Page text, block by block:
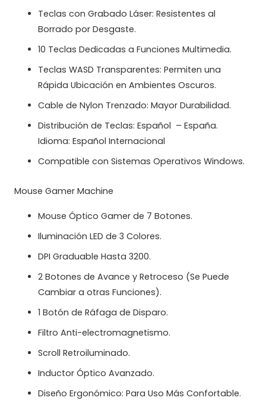
Teclas con Grabado Láser: Resistentes al
Borrado por Desgaste.
10 Teclas Dedicadas a Funciones Multimedia.
Teclas WASD Transparentes: Permiten una
Rápida Ubicación en Ambientes Oscuros.
Cable de Nylon Trenzado: Mayor Durabilidad.
Distribución de Teclas: Español – España.
Idioma: Español Internacional
Compatible con Sistemas Operativos Windows.
Mouse Gamer Machine
Mouse Óptico Gamer de 7 Botones.
Iluminación LED de 3 Colores.
DPI Graduable Hasta 3200.
2 Botones de Avance y Retroceso (Se Puede
Cambiar a otras Funciones).
1 Botón de Ráfaga de Disparo.
Filtro Anti-electromagnetismo.
Scroll Retroiluminado.
Inductor Óptico Avanzado.
Diseño Ergonómico: Para Uso Más Confortable.